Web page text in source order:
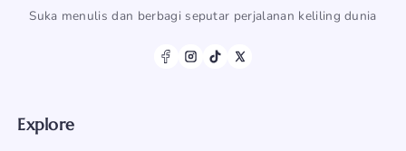
Suka menulis dan berbagi seputar perjalanan keliling dunia
Explore